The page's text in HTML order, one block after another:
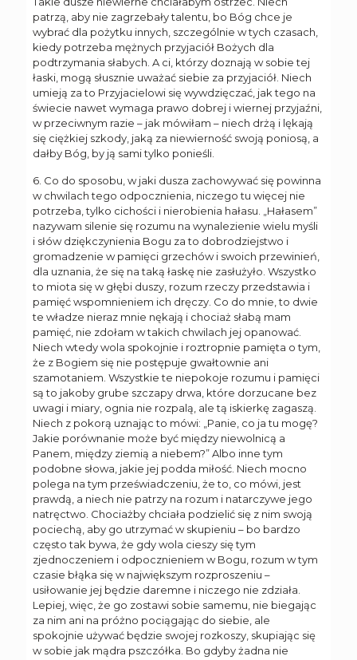
patrzą, aby nie zagrzebały talentu, bo Bóg chce je
wybrać dla pożytku innych, szczególnie w tych czasach,
kiedy potrzeba mężnych przyjaciół Bożych dla
podtrzymania słabych. A ci, którzy doznają w sobie tej
łaski, mogą słusznie uważać siebie za przyjaciół. Niech
umieją za to Przyjacielowi się wywdzięczać, jak tego na
świecie nawet wymaga prawo dobrej i wiernej przyjaźni,
w przeciwnym razie – jak mówiłam – niech drżą i lękają
się ciężkiej szkody, jaką za niewierność swoją poniosą, a
dałby Bóg, by ją sami tylko ponieśli.
6. Co do sposobu, w jaki dusza zachowywać się powinna
w chwilach tego odpocznienia, niczego tu więcej nie
potrzeba, tylko cichości i nierobienia hałasu. „Hałasem”
nazywam silenie się rozumu na wynalezienie wielu myśli
i słów dziękczynienia Bogu za to dobrodziejstwo i
gromadzenie w pamięci grzechów i swoich przewinień,
dla uznania, że się na taką łaskę nie zasłużyło. Wszystko
to miota się w głębi duszy, rozum rzeczy przedstawia i
pamięć wspomnieniem ich dręczy. Co do mnie, to dwie
te władze nieraz mnie nękają i chociaż słabą mam
pamięć, nie zdołam w takich chwilach jej opanować.
Niech wtedy wola spokojnie i roztropnie pamięta o tym,
że z Bogiem się nie postępuje gwałtownie ani
szamotaniem. Wszystkie te niepokoje rozumu i pamięci
są to jakoby grube szczapy drwa, które dorzucane bez
uwagi i miary, ognia nie rozpalą, ale tą iskierkę zagaszą.
Niech z pokorą uznając to mówi: „Panie, co ja tu mogę?
Jakie porównanie może być między niewolnicą a
Panem, między ziemią a niebem?” Albo inne tym
podobne słowa, jakie jej podda miłość. Niech mocno
polega na tym przeświadczeniu, że to, co mówi, jest
prawdą, a niech nie patrzy na rozum i natarczywe jego
natręctwo. Chociażby chciała podzielić się z nim swoją
pociechą, aby go utrzymać w skupieniu – bo bardzo
często tak bywa, że gdy wola cieszy się tym
zjednoczeniem i odpocznieniem w Bogu, rozum w tym
czasie błąka się w największym rozproszeniu –
usiłowanie jej będzie daremne i niczego nie zdziała.
Lepiej, więc, że go zostawi sobie samemu, nie biegając
za nim ani na próżno pociągając do siebie, ale
spokojnie używać będzie swojej rozkoszy, skupiając się
w sobie jak mądra pszczółka. Bo gdyby żadna nie